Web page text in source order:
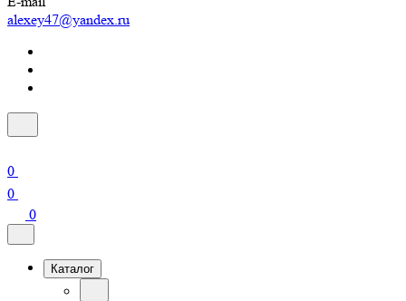
alexey47@yandex.ru
0
0
0
Каталог